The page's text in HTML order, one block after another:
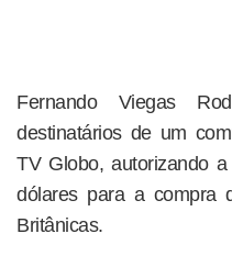
Fernando Viegas
destinatários de um
TV Globo, autorizando
dólares para a compra
Britânicas.